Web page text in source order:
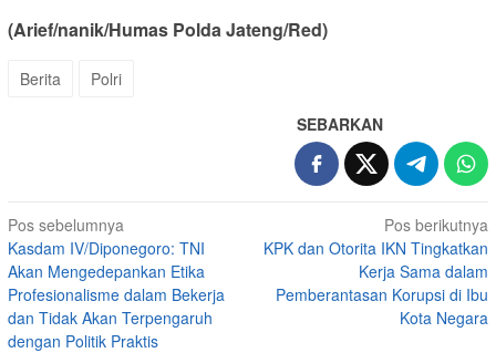
(Arief/nanik/Humas Polda Jateng/Red)
Berita Polri
SEBARKAN
Navigasi
pos
Pos sebelumnya
Kasdam IV/Diponegoro: TNI
Akan Mengedepankan Etika
Profesionalisme dalam Bekerja
dan Tidak Akan Terpengaruh
dengan Politik Praktis
Pos berikutnya
KPK dan Otorita IKN Tingkatkan
Kerja Sama dalam
Pemberantasan Korupsi di Ibu
Kota Negara